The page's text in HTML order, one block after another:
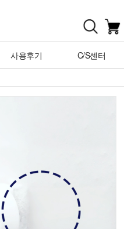
사용후기 C/S센터